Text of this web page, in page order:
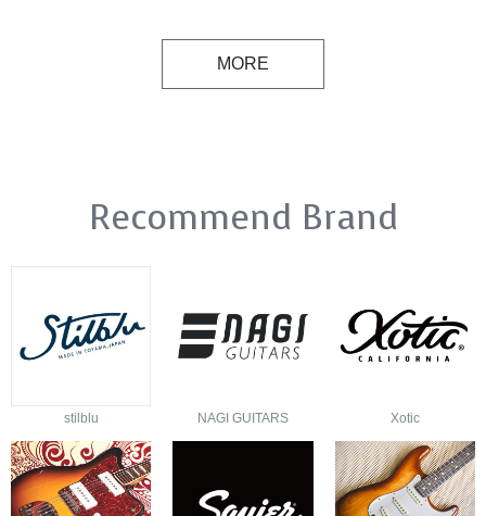
MORE
Recommend Brand
stilblu NAGI GUITARS Xotic